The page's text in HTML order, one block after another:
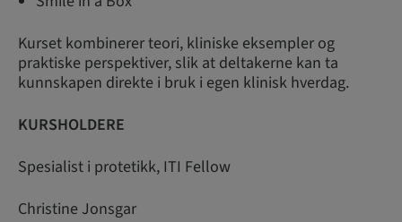
Kurset kombinerer teori, kliniske eksempler og
praktiske perspektiver, slik at deltakerne kan ta
kunnskapen direkte i bruk i egen klinisk hverdag.
KURSHOLDERE
Spesialist i protetikk, ITI Fellow
Christine Jonsgar